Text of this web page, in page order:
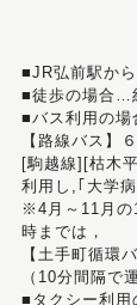
■JR弘前駅から
■徒歩の場合…
■バス利用の
【路線バス】
[駒越線][枯木
利用し,｢大学
※4月～11月の
時までは，
【土手町循環
（10分間隔で
■タクシー利